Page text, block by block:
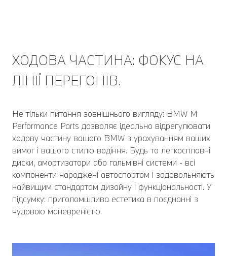
ХОДОВА ЧАСТИНА: ФОКУС НА
ЛІНІЇ ПЕРЕГОНІВ.
Не тільки питання зовнішнього вигляду: BMW M
Performance Parts дозволяє ідеально відрегулювати
ходову частину вашого BMW з урахуванням ваших
вимог і вашого стилю водіння. Будь то легкосплавні
диски, амортизатори або гальмівні системи - всі
компоненти народжені автоспортом і задовольняють
найвищим стандартам дизайну і функціональності. У
підсумку: приголомшлива естетика в поєднанні з
чудовою маневреністю.